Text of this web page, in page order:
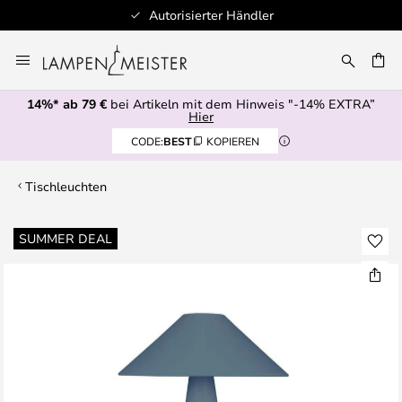
Autorisierter Händler
Inhalt
springen
14%* ab 79 € bei Artikeln mit dem Hinweis "-14% EXTRA”
Hier
CODE:BEST KOPIEREN
Tischleuchten
SUMMER DEAL
Zum
Ende